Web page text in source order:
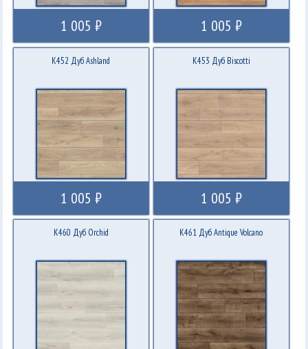
1 005 ₽ 1 005 ₽
K452 Дуб Ashland
1 005 ₽
K453 Дуб Biscotti
1 005 ₽
K460 Дуб Orchid K461 Дуб Antique Volcano